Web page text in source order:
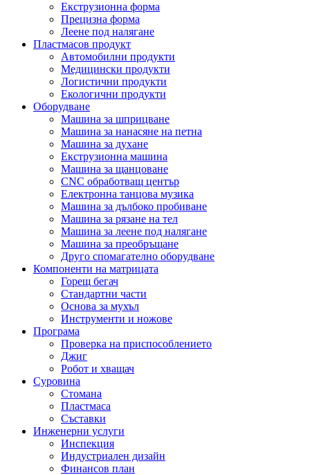
Екструзионна форма
Прецизна форма
Леене под налягане
Пластмасов продукт
Автомобилни продукти
Медицински продукти
Логистични продукти
Екологични продукти
Оборудване
Машина за шприцване
Машина за нанасяне на петна
Машина за духане
Екструзионна машина
Машина за щанцоване
CNC обработващ център
Електронна танцова музика
Машина за дълбоко пробиване
Машина за рязане на тел
Машина за леене под налягане
Машина за преобръщане
Друго спомагателно оборудване
Компоненти на матрицата
Горещ бегач
Стандартни части
Основа за мухъл
Инструменти и ножове
Програма
Проверка на приспособлението
Джиг
Робот и хващач
Суровина
Стомана
Пластмаса
Съставки
Инженерни услуги
Инспекция
Индустриален дизайн
Финансов план